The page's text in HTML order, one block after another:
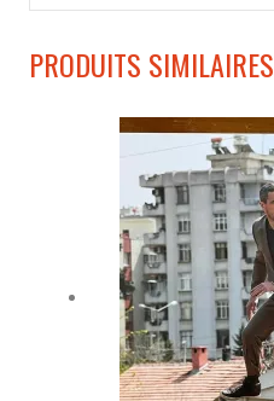
PRODUITS SIMILAIRES